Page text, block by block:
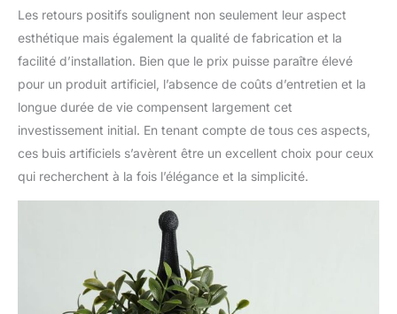
Les retours positifs soulignent non seulement leur aspect
esthétique mais également la qualité de fabrication et la
facilité d’installation. Bien que le prix puisse paraître élevé
pour un produit artificiel, l’absence de coûts d’entretien et la
longue durée de vie compensent largement cet
investissement initial. En tenant compte de tous ces aspects,
ces buis artificiels s’avèrent être un excellent choix pour ceux
qui recherchent à la fois l’élégance et la simplicité.